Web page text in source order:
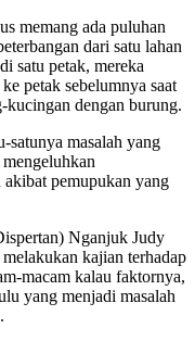
memang ada puluhan
dari satu lahan
satu petak, mereka
petak sebelumnya saat
kucingan dengan burung.
satunya masalah yang
pemupukan yang
Nganjuk Judy
kajian terhadap
macam kalau faktornya,
yang menjadi masalah